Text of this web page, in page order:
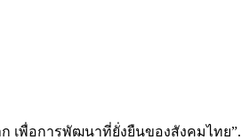
ก เพื่อการพัฒนาที่ยั่งยืนของสังคมไทย”.